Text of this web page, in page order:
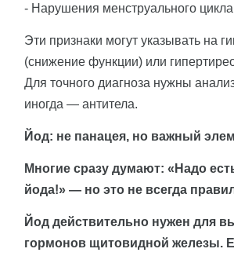
- Нарушения менструального цикла
Эти признаки могут указывать на
(снижение функции) или
Для точного диагноза нужны
иногда — антитела.
Йод: не панацея, но важный
Многие сразу думают: «Надо
йода!» — но это не всегда
Йод действительно нужен для
гормонов щитовидной железы.